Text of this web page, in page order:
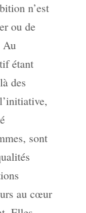
n’est
ou de
Au
étant
des
sont
au cœur